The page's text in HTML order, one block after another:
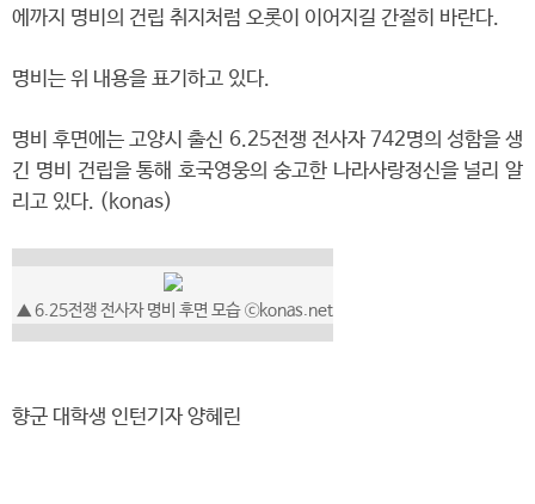
에까지 명비의 건립 취지처럼 오롯이 이어지길 간절히 바란다.
명비는 위 내용을 표기하고 있다.
명비 후면에는 고양시 출신 6.25전쟁 전사자 742명의 성함을 생
긴 명비 건립을 통해 호국영웅의 숭고한 나라사랑정신을 널리 알
리고 있다. (konas)
▲6.25전쟁 전사자 명비 후면 모습ⓒkonas.net
향군 대학생 인턴기자 양혜린